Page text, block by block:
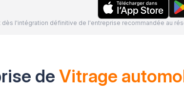
dès l'intégration définitive de l'entreprise recommandée au
de Vitrage